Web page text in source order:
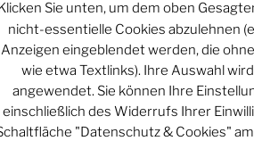
www.patreon.com/rethovomsee
https://paypal.me/
steadyhq.com/de/expedition-r
Klicken Sie unten, um dem oben
nicht-essentielle Cookies abzulehnen
Anzeigen eingeblendet werden, die
wie etwa Textlinks). Ihre Auswahl
angewendet. Sie können Ihre
einschließlich des Widerrufs Ihrer
"Datenschutz & Cookies"